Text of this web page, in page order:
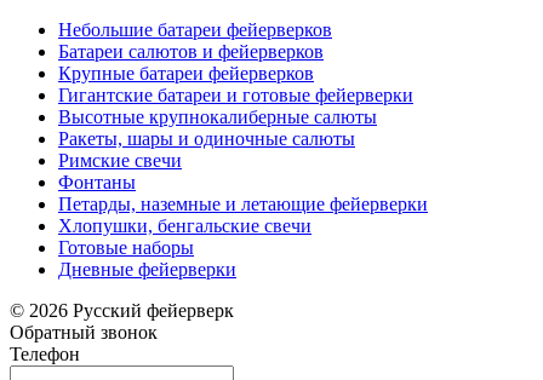
Небольшие батареи фейерверков
Батареи салютов и фейерверков
Крупные батареи фейерверков
Гигантские батареи и готовые фейерверки
Высотные крупнокалиберные салюты
Ракеты, шары и одиночные салюты
Римские свечи
Фонтаны
Петарды, наземные и летающие фейерверки
Хлопушки, бенгальские свечи
Готовые наборы
Дневные фейерверки
© 2026 Русский фейерверк
Обратный звонок
Телефон